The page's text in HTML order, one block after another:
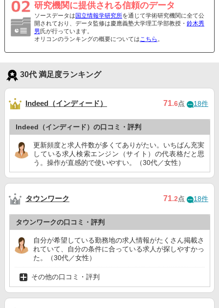
研究機関に提供される信頼のデータ
ソースデータは 国立情報学研究所を通じて学術研究機関に全て公
開されており、データ監修は慶應義塾大学理工学部教授・ 鈴木秀
男 氏が行っています。
オリコンのランキングの概要についてはこちら 。
30代 満足度ランキング
Indeed（インディード） 71.6点 18件
Indeed（インディード）の口コミ・評判
更新頻度と求人件数が多くてありがたい。いちばん充実
している求人検索エンジン（サイト）の代表格だと思
う。操作が直感的で使いやすい。（30代／女性）
タウンワーク 71.2点 18件
タウンワークの口コミ・評判
自分が希望している勤務地の求人情報がたくさん掲載さ
れていて、自分の条件に合っている求人が探しやすかっ
た。（30代／女性）
その他の口コミ・評判